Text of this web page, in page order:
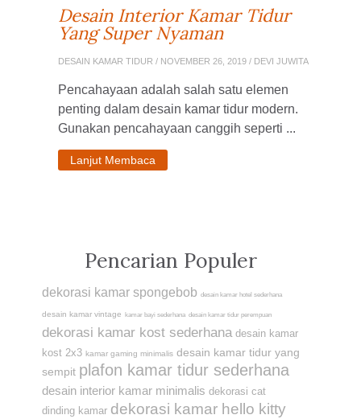
Desain Interior Kamar Tidur
Yang Super Nyaman
DESAIN KAMAR TIDUR / NOVEMBER 26, 2019 / DEVI JUWITA
Pencahayaan adalah salah satu elemen
penting dalam desain kamar tidur modern.
Gunakan pencahayaan canggih seperti ...
Lanjut Membaca
Pencarian Populer
dekorasi kamar spongebob desain kamar hotel sederhana
desain kamar vintage kamar bayi sederhana desain kamar tidur perempuan
dekorasi kamar kost sederhana desain kamar
kost 2x3 kamar gaming minimalis desain kamar tidur yang
sempit plafon kamar tidur sederhana
desain interior kamar minimalis dekorasi cat
dinding kamar dekorasi kamar hello kitty